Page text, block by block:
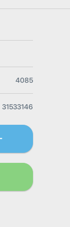
4085
31533146